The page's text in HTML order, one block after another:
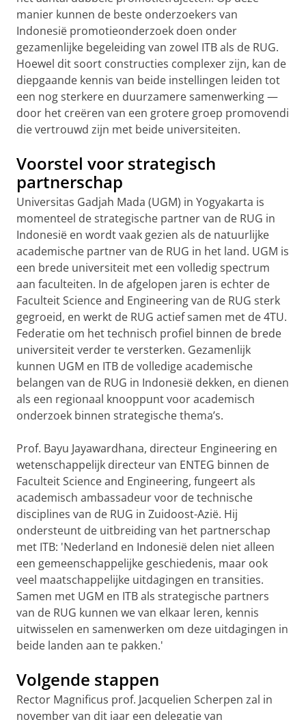
manier kunnen de beste onderzoekers van
Indonesië promotieonderzoek doen onder
gezamenlijke begeleiding van zowel ITB als de RUG.
Hoewel dit soort constructies complexer zijn, kan de
diepgaande kennis van beide instellingen leiden tot
een nog sterkere en duurzamere samenwerking —
door het creëren van een grotere groep promovendi
die vertrouwd zijn met beide universiteiten.
Voorstel voor strategisch
partnerschap
Universitas Gadjah Mada (UGM) in Yogyakarta is
momenteel de strategische partner van de RUG in
Indonesië en wordt vaak gezien als de natuurlijke
academische partner van de RUG in het land. UGM is
een brede universiteit met een volledig spectrum
aan faculteiten. In de afgelopen jaren is echter de
Faculteit Science and Engineering van de RUG sterk
gegroeid, en werkt de RUG actief samen met de 4TU.
Federatie om het technisch profiel binnen de brede
universiteit verder te versterken. Gezamenlijk
kunnen UGM en ITB de volledige academische
belangen van de RUG in Indonesië dekken, en dienen
als een regionaal knooppunt voor academisch
onderzoek binnen strategische thema’s.
Prof. Bayu Jayawardhana, directeur Engineering en
wetenschappelijk directeur van ENTEG binnen de
Faculteit Science and Engineering, fungeert als
academisch ambassadeur voor de technische
disciplines van de RUG in Zuidoost-Azië. Hij
ondersteunt de uitbreiding van het partnerschap
met ITB: 'Nederland en Indonesië delen niet alleen
een gemeenschappelijke geschiedenis, maar ook
veel maatschappelijke uitdagingen en transities.
Samen met UGM en ITB als strategische partners
van de RUG kunnen we van elkaar leren, kennis
uitwisselen en samenwerken om deze uitdagingen in
beide landen aan te pakken.'
Volgende stappen
Rector Magnificus prof. Jacquelien Scherpen zal in
november van dit jaar een delegatie van